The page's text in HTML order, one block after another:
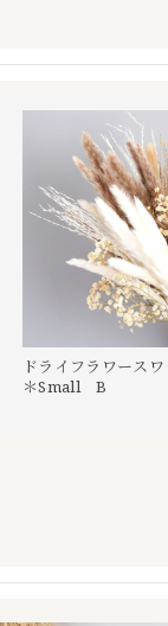
ドライフラワース
＊Small B